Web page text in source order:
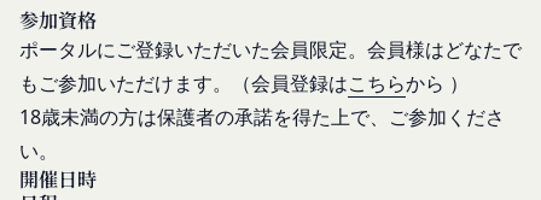
参加資格
ポータルにご登録いただいた会員限定。会員様はどなたで
もご参加いただけます。（会員登録はこちらから ）
18歳未満の方は保護者の承諾を得た上で、ご参加くださ
い。
開催日時
防ぐため、セキュリティーの維持に努めます。ま
た、当社は、当社の通常の事業運営に照らして当社
が不要と判断した場合、お客様から取得したお客様
情報を安全かつ合理的な方法で消去します。
第三者への提供等
ることがあります。（以下、当社がお客様情報を提
なします。
当社が提供する本サービス以外のサービス又は提携
パートナーが提供するサービスについては、各サー
ビスに定められる利用規約等に従ってご利用くださ
本契約において使用される以下の各用語は各々以下